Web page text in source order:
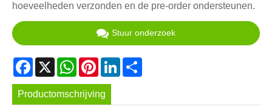
hoeveelheden verzonden en de pre-order ondersteunen.
Stuur onderzoek
Facebook
X WhatsApp
PinterestLinkedIn
Productomschrijving